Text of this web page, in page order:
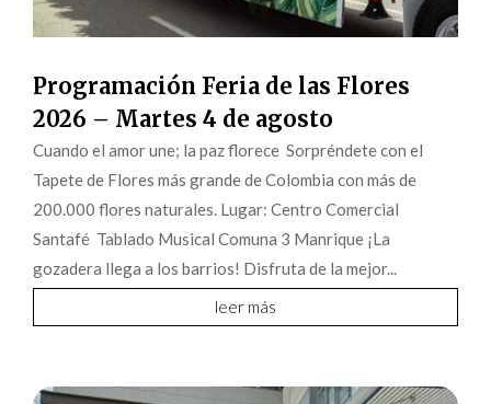
Programación Feria de las Flores
2026 – Martes 4 de agosto
Cuando el amor une; la paz florece Sorpréndete con el
Tapete de Flores más grande de Colombia con más de
200.000 flores naturales. Lugar: Centro Comercial
Santafé Tablado Musical Comuna 3 Manrique ¡La
gozadera llega a los barrios! Disfruta de la mejor...
leer más